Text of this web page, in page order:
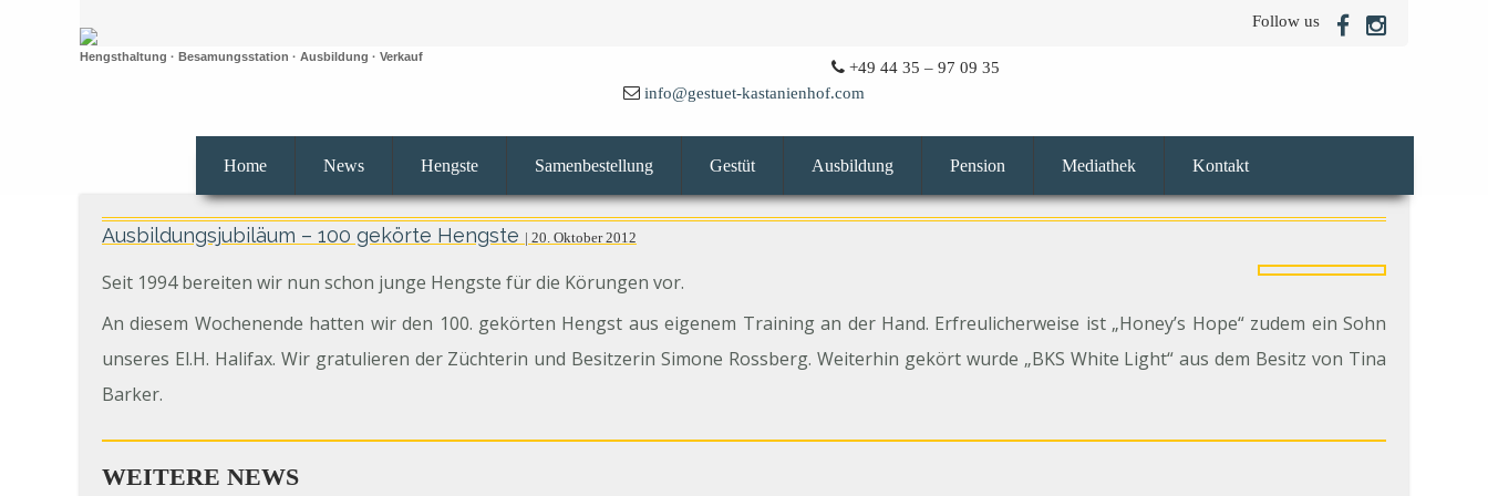
Hengsthaltung · Besamungsstation · Ausbildung · Verkauf
Follow us
+49 44 35 – 97 09 35
info@gestuet-kastanienhof.com
Home News Hengste Samenbestellung Gestüt Ausbildung Pension Mediathek Kontakt
Ausbildungsjubiläum – 100 gekörte Hengste | 20. Oktober 2012
Seit 1994 bereiten wir nun schon junge Hengste für die Körungen vor.
An diesem Wochenende hatten wir den 100. gekörten Hengst aus eigenem Training an der Hand. Erfreulicherweise ist „Honey’s Hope“ zudem ein Sohn
unseres El.H. Halifax. Wir gratulieren der Züchterin und Besitzerin Simone Rossberg. Weiterhin gekört wurde „BKS White Light“ aus dem Besitz von Tina
Barker.
WEITERE NEWS